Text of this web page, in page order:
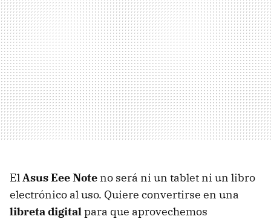
ElAsus Eee Note no será ni un tablet ni un libro
electrónico al uso. Quiere convertirse en una
libreta digitalpara que aprovechemos